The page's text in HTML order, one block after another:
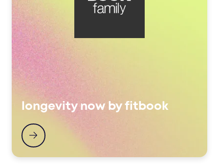
longevity now by fitbook